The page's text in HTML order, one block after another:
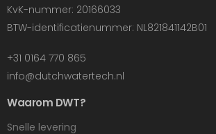
KvK-nummer: 20166033
BTW-identificatienummer: NL821841142B01
+31 0164 770 865
info@dutchwatertech.nl
Waarom DWT?
Snelle levering